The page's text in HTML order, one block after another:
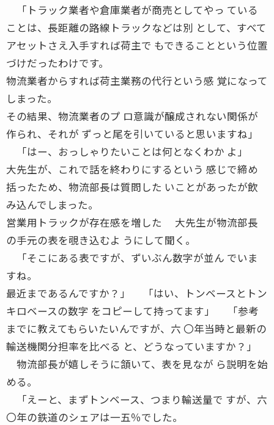
「トラック業者や倉庫業者が商売としてやっ ている
ことは、長距離の路線トラックなどは別 として、すべて
アセットさえ入手すれば荷主で もできることという位置
づけだったわけです。
物流業者からすれば荷主業務の代行という感 覚になって
しまった。
その結果、物流業者のプ ロ意識が醸成されない関係が
作られ、それが ずっと尾を引いていると思いますね」
「はー、おっしゃりたいことは何となくわか よ」
大先生が、これで話を終わりにするという 感じで締め
括ったため、物流部長は質問した いことがあったが飲
み込んでしまった。
営業用トラックが存在感を増した 大先生が物流部長
の手元の表を覗き込むよ うにして聞く。
「そこにある表ですが、ずいぶん数字が並ん でいま
すね。
最近まであるんですか？」 「はい、トンベースとトン
キロベースの数字 をコピーして持ってます」 「参考
までに教えてもらいたいんですが、六 〇年当時と最新の
輸送機関分担率を比べる と、どうなっていますか？」
物流部長が嬉しそうに頷いて、表を見なが ら説明を始
める。
「えーと、まずトンベース、つまり輸送量で すが、六
〇年の鉄道のシェアは一五％でした。